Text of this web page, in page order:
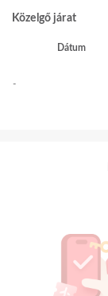
Közelgő járat
Dátum
-